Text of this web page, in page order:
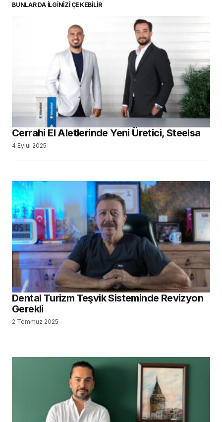
BUNLAR DA İLGİNİZİ ÇEKEBİLİR
Cerrahi El Aletlerinde Yeni Üretici, Steelsa
4 Eylül 2025
Dental Turizm Teşvik Sisteminde Revizyon
Gerekli
2 Temmuz 2025